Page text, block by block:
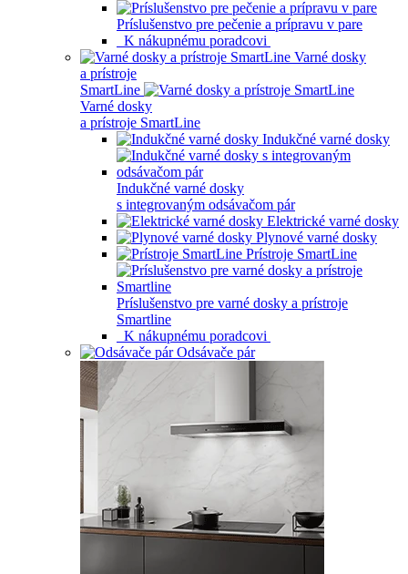
Príslušenstvo pre pečenie a prípravu v pare
K nákupnému poradcovi
Varné dosky
a prístroje
SmartLine
Varné dosky
a prístroje SmartLine
Indukčné varné dosky
Indukčné varné dosky
s integrovaným odsávačom pár
Elektrické varné dosky
Plynové varné dosky
Prístroje SmartLine
Príslušenstvo pre varné dosky a prístroje
Smartline
K nákupnému poradcovi
Odsávače pár